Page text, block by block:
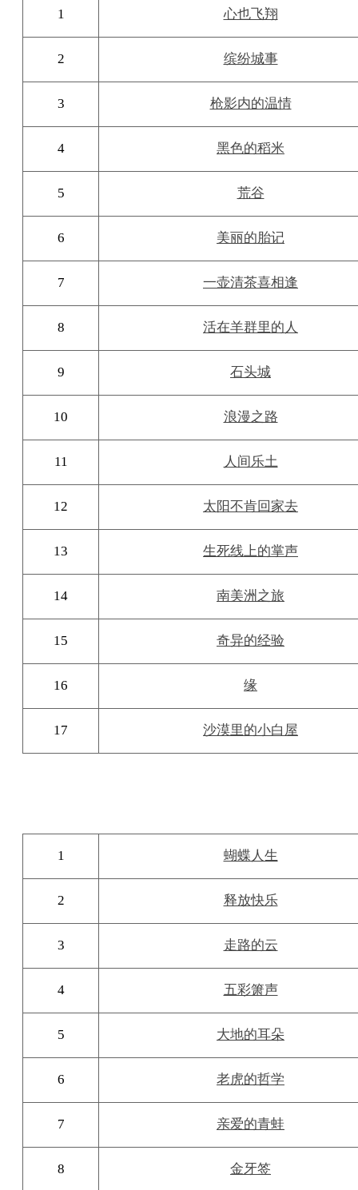
1 心也飞翔
2 缤纷城事
3 枪影内的温情
4 黑色的稻米
5 荒谷
6 美丽的胎记
7 一壶清茶喜相逢
8 活在羊群里的人
9 石头城
10 浪漫之路
11 人间乐土
12 太阳不肯回家去
13 生死线上的掌声
14 南美洲之旅
15 奇异的经验
16 缘
17 沙漠里的小白屋
1 蝴蝶人生
2 释放快乐
3 走路的云
4 五彩箫声
5 大地的耳朵
6 老虎的哲学
7 亲爱的青蛙
8 金牙签